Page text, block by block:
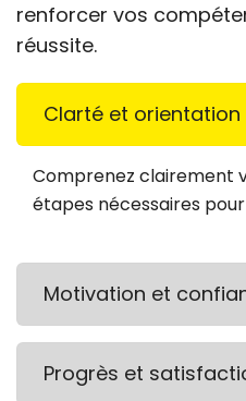
renforcer vos
réussite.
Clarté et orientation
Comprenez clairement
étapes nécessaires
Motivation et
Progrès et